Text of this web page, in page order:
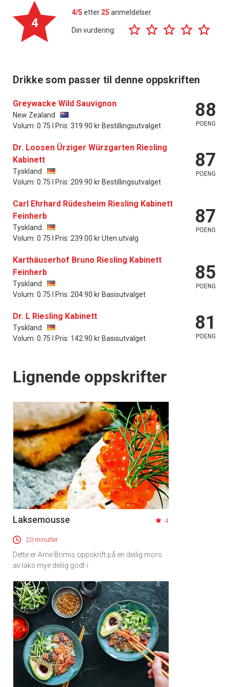
4
4/5 etter 25 anmeldelser
Din vurdering:
Drikke som passer til denne oppskriften
Greywacke Wild Sauvignon
New Zealand
Volum: 0.75 l Pris: 319.90 kr Bestillingsutvalget
88
POENG
Dr. Loosen Ürziger Würzgarten Riesling
Kabinett
Tyskland
Volum: 0.75 l Pris: 209.90 kr Bestillingsutvalget
87
POENG
Carl Ehrhard Rüdesheim Riesling Kabinett
Feinherb
Tyskland
Volum: 0.75 l Pris: 239.00 kr Uten utvalg
87
POENG
Karthäuserhof Bruno Riesling Kabinett
Feinherb
Tyskland
Volum: 0.75 l Pris: 204.90 kr Basisutvalget
85
POENG
Dr. L Riesling Kabinett
Tyskland
Volum: 0.75 l Pris: 142.90 kr Basisutvalget
81
POENG
Lignende oppskrifter
Laksemousse 4
20 minutter
Dette er Arne Brimis oppskrift på en deilig mors
av laks mye deilig godt i.